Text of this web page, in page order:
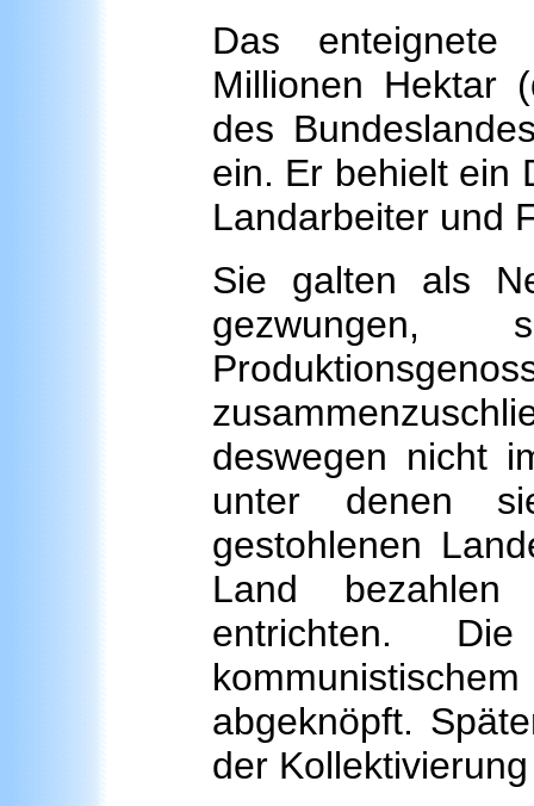
Das
Millionen Hektar
des
ein. Er behielt ein
Landarbeiter und
Sie galten als
gezwungen,
deswegen nicht
unter denen
gestohlenen
Land
entrichten.
abgeknöpft.
der